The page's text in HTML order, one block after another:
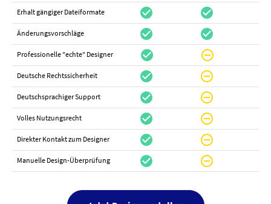
Erhalt gängiger Dateiformate check_circle check_circle
Änderungsvorschläge check_circle check_circle
Professionelle "echte" Designer check_circle do_not_disturb_on
Deutsche Rechtssicherheit check_circle do_not_disturb_on
Deutschsprachiger Support check_circle do_not_disturb_on
Volles Nutzungsrecht check_circle do_not_disturb_on
Direkter Kontakt zum Designer check_circle do_not_disturb_on
Manuelle Design-Überprüfung check_circle do_not_disturb_on